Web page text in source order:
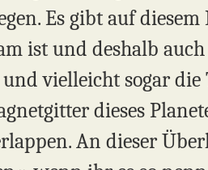
Es gibt auf
ist und deshalb
vielleicht sogar die
dieses
An dieser